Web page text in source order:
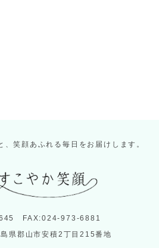
、笑顔あふれる毎日をお届けします。
FAX:024-973-6881
郡山市安積2丁目215番地